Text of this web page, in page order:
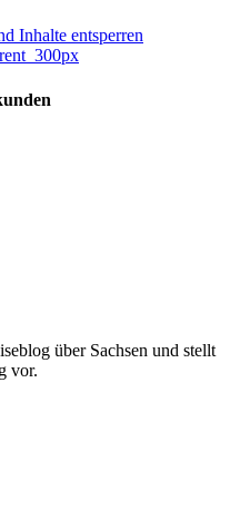
Inhalte entsperren
über Sachsen und stellt
vor.